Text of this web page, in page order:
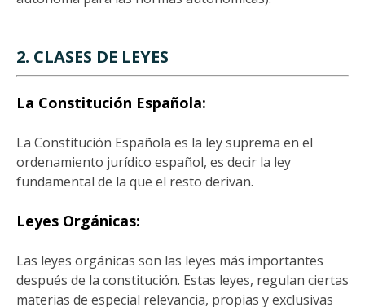
2. CLASES DE LEYES
La Constitución Española:
La Constitución Española es la ley suprema en el
ordenamiento jurídico español, es decir la ley
fundamental de la que el resto derivan.
Leyes Orgánicas:
Las leyes orgánicas son las leyes más importantes
después de la constitución. Estas leyes, regulan ciertas
materias de especial relevancia, propias y exclusivas